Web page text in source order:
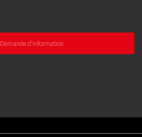
Demande d'information